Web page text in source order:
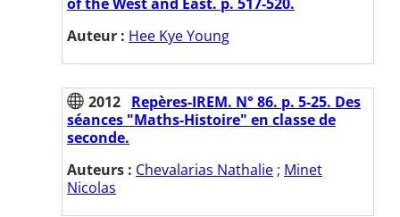
Auteur : Hee Kye Young
2012 Repères-IREM. N° 86. p. 5-25. Des
séances "Maths-Histoire" en classe de
seconde.
Auteurs : Chevalarias Nathalie ; Minet
Nicolas